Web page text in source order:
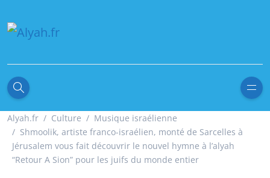
Alyah.fr Culture
Musique israélienne
Shmoolik, artiste franco-israélien, monté de Sarcelles à
Jérusalem vous fait découvrir le nouvel hymne à l’alyah
“Retour A Sion” pour les juifs du monde entier